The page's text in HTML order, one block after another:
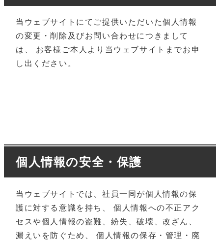
当ウェブサイトにてご提供いただいた個人情報
の変更・削除及びお問い合わせにつきまして
は、 お客様ご本人より当ウェブサイトまでお申
し出ください。
個人情報の安全・保護
当ウェブサイトでは、社員一同が個人情報の保
護に対する意識を持ち、 個人情報への不正アク
セスや個人情報の盗難、紛失、破壊、改ざん、
漏えいを防ぐため、 個人情報の保存・管理・廃